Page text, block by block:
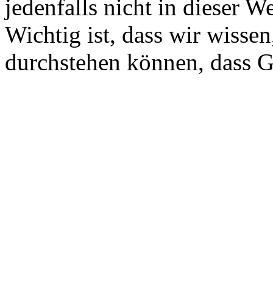
jedenfalls nicht in dieser
Wichtig ist, dass wir
durchstehen können, dass